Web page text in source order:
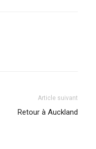
Article suivant
Retour à Auckland